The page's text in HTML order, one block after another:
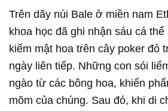
Trên dãy núi Bale ở miền nam
khoa học đã ghi nhận sáu cá
kiếm mật hoa trên cây poker đỏ
ngày liên tiếp. Những con sói
ngào từ các bông hoa, khiến
mõm của chúng. Sau đó, khi di